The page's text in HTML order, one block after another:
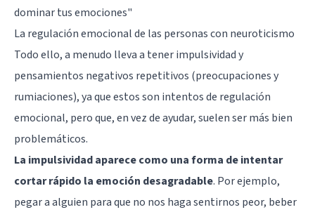
dominar tus emociones"
La regulación emocional de las personas con neuroticismo
Todo ello, a menudo lleva a tener impulsividad y
pensamientos negativos repetitivos (preocupaciones y
rumiaciones), ya que estos son intentos de regulación
emocional, pero que, en vez de ayudar, suelen ser más bien
problemáticos.
La impulsividad aparece como una forma de intentar
cortar rápido la emoción desagradable. Por ejemplo,
pegar a alguien para que no nos haga sentirnos peor, beber